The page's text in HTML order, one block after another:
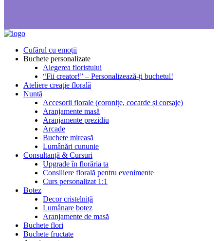
Cufărul cu emoții
Buchete personalizate
Alegerea floristului
“Fii creator!” – Personalizează-ți buchetul!
Ateliere creație florală
Nuntă
Accesorii florale (coronițe, cocarde și corsaje)
Aranjamente masă
Aranjamente prezidiu
Arcade
Buchete mireasă
Lumânări cununie
Consultanță & Cursuri
Upgrade în florăria ta
Consiliere florală pentru evenimente
Curs personalizat 1:1
Botez
Decor cristelniță
Lumânare botez
Aranjamente de masă
Buchete flori
Buchete fructate